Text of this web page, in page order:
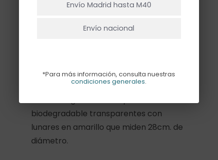
Descripción
biodegradable transparentes con
lunares en amarillo que miden 28cm. de
diámetro.
Envío Madrid hasta M40
Envío nacional
*Para más información, consulta nuestras
condiciones generales.